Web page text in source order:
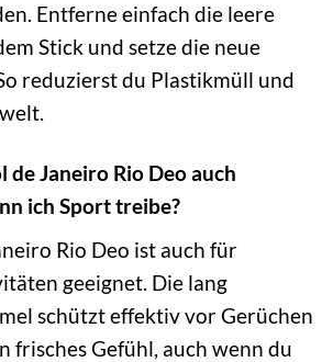
Entferne einfach die leere
Stick und setze die neue
reduzierst du Plastikmüll und
de Janeiro Rio Deo auch
ich Sport treibe?
Rio Deo ist auch für
geeignet. Die lang
schützt effektiv vor Gerüchen
frisches Gefühl, auch wenn du